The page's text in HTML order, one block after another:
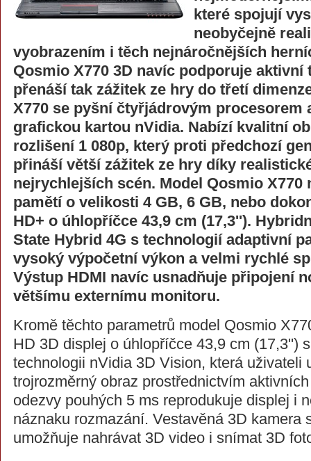
které spojují
neobyčejně
vyobrazením i těch nejnáročnějších
Qosmio X770 3D navíc podporuje aktivní
přenáší tak zážitek ze hry do třetí
X770 se pyšní čtyřjádrovým procesorem
grafickou kartou nVidia. Nabízí kvalitní
rozlišení 1 080p, který proti předchozí
přináší větší zážitek ze hry díky
nejrychlejších scén. Model Qosmio X770
pamětí o velikosti 4 GB, 6 GB, nebo
HD+ o úhlopříčce 43,9 cm (17,3'').
State Hybrid 4G s technologií adaptivní
vysoký výpočetní výkon a velmi rychlé
Výstup HDMI navíc usnadňuje připojení
většímu externímu monitoru.
Kromě těchto parametrů model Qosmio
HD 3D displej o úhlopříčce 43,9 cm (17,3'')
technologii nVidia 3D Vision, která uživateli
trojrozměrný obraz prostřednictvím
odezvy pouhých 5 ms reprodukuje displej i
náznaku rozmazání. Vestavěná 3D kamera
umožňuje nahrávat 3D video i snímat 3D